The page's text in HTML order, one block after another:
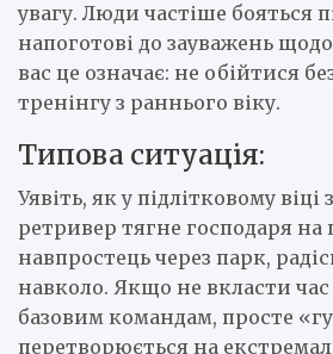
увагу. Люди частіше бояться
напоготові до зауважень
вас це означає: не обійтися
тренінгу з раннього віку.
Типова ситуація:
Уявіть, як у підлітковому
ретривер тягне господаря на
навпростець через парк,
навколо. Якщо не вкласти
базовим командам, просте
перетворюється на